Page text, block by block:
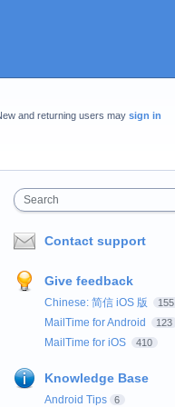
and returning users may sign in
Search
Contact support
Give feedback
Chinese: 简信 iOS 版 155
MailTime for Android 123
MailTime for iOS 410
Knowledge Base
Android Tips 6